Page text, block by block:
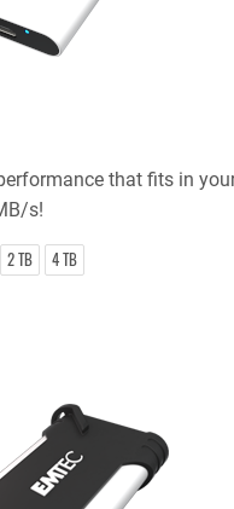
that fits in
s!
2 TB 4 TB